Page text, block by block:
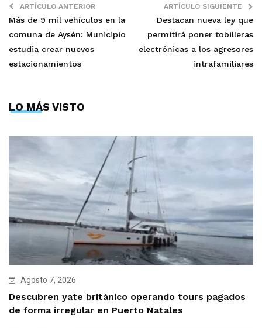
ARTÍCULO ANTERIOR
Más de 9 mil vehículos en la
comuna de Aysén: Municipio
estudia crear nuevos
estacionamientos
ARTÍCULO SIGUIENTE
Destacan nueva ley que
permitirá poner tobilleras
electrónicas a los agresores
intrafamiliares
LO MÁS VISTO
Agosto 7, 2026
Descubren yate británico operando tours pagados
de forma irregular en Puerto Natales